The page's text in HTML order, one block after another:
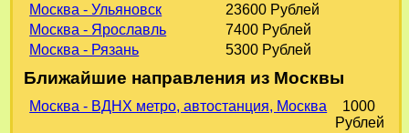
Москва - Ульяновск
23600 Рублей
Москва - Ярославль
7400 Рублей
Москва - Рязань
5300 Рублей
Ближайшие направления из Москвы
Москва - ВДНХ метро, автостанция, Москва
1000
Рублей